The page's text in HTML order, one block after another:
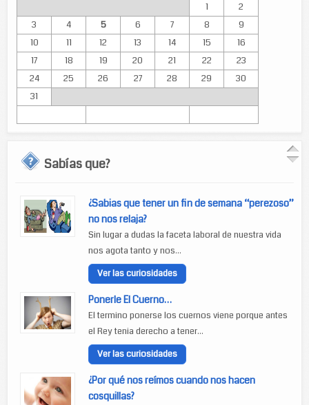
1
2
3
4 5 6 7 8
9
10
11 12 13 14 15
16
17
18 19 20 21 22
23
24
25 26 27 28 29
30
31
Sabías que?
¿Sabias que tener un fin de semana “perezoso”
no nos relaja?
Sin lugar a dudas la faceta laboral de nuestra vida
nos agota tanto y nos...
Ver las curiosidades
Ponerle El Cuerno…
El termino ponerse los cuernos viene porque antes
el Rey tenia derecho a tener...
Ver las curiosidades
¿Por qué nos reímos cuando nos hacen
cosquillas?